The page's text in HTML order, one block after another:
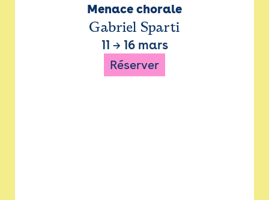
Menace chorale
Gabriel Sparti
11 → 16 mars
Réserver